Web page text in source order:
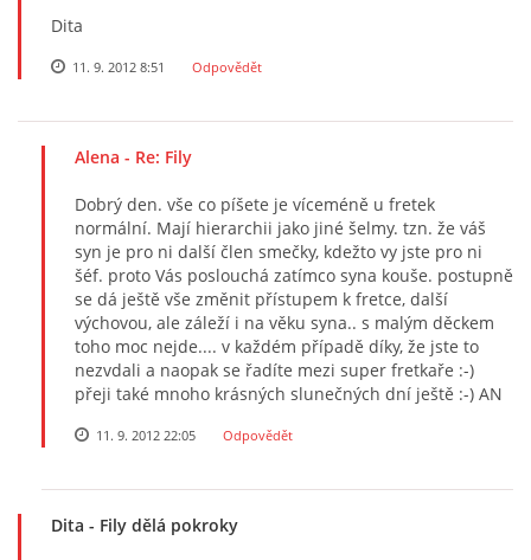
Dita
11. 9. 2012 8:51 Odpovědět
Alena - Re: Fily
Dobrý den. vše co píšete je víceméně u fretek
normální. Mají hierarchii jako jiné šelmy. tzn. že váš
syn je pro ni další člen smečky, kdežto vy jste pro ni
šéf. proto Vás poslouchá zatímco syna kouše. postupně
se dá ještě vše změnit přístupem k fretce, další
výchovou, ale záleží i na věku syna.. s malým děckem
toho moc nejde.... v každém případě díky, že jste to
nezvdali a naopak se řadíte mezi super fretkaře :-)
přeji také mnoho krásných slunečných dní ještě :-) AN
11. 9. 2012 22:05 Odpovědět
Dita - Fily dělá pokroky